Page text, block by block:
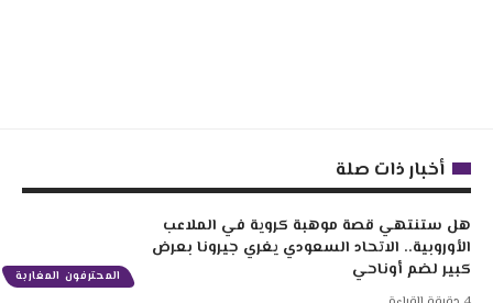
أخبار ذات صلة
المحترفون المغاربة
هل ستنتهي قصة موهبة كروية في الملاعب
الأوروبية.. الاتحاد السعودي يغري جيرونا بعرض
كبير لضم أوناحي